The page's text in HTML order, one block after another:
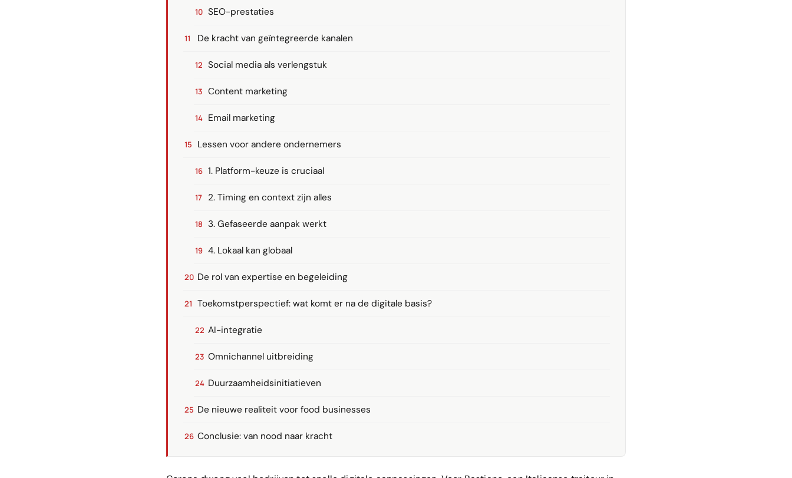
SEO-prestaties
De kracht van geïntegreerde kanalen
Social media als verlengstuk
Content marketing
Email marketing
Lessen voor andere ondernemers
1. Platform-keuze is cruciaal
2. Timing en context zijn alles
3. Gefaseerde aanpak werkt
4. Lokaal kan globaal
De rol van expertise en begeleiding
Toekomstperspectief: wat komt er na de digitale basis?
AI-integratie
Omnichannel uitbreiding
Duurzaamheidsinitiatieven
De nieuwe realiteit voor food businesses
Conclusie: van nood naar kracht